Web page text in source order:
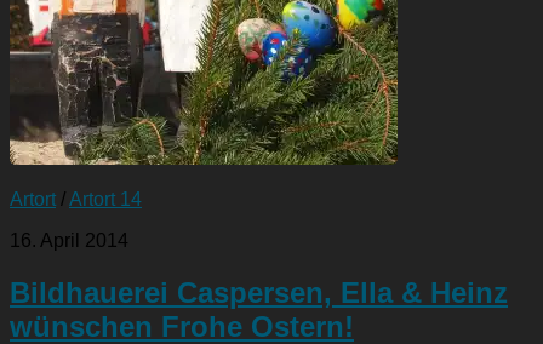
Artort /Artort 14
16. April 2014
Bildhauerei Caspersen, Ella & Heinz
wünschen Frohe Ostern!